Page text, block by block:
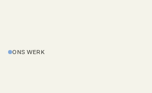
ONS WERK